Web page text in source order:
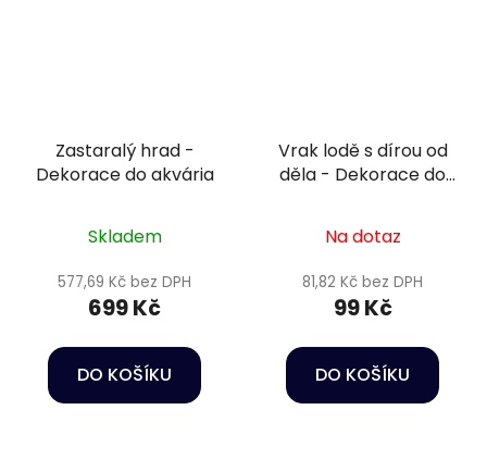
Zastaralý hrad -
Dekorace do akvária
Skladem
577,69 Kč bez DPH
699 Kč
DO KOŠÍKU
Vrak lodě s dírou od
děla - Dekorace do
Na dotaz
81,82 Kč bez DPH
99 Kč
DO KOŠÍKU